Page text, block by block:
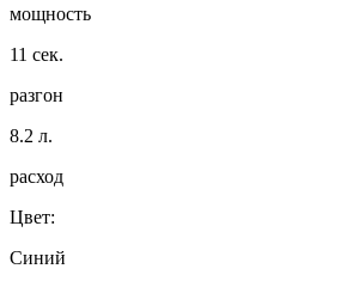
мощность
11 сек.
разгон
8.2 л.
расход
Цвет:
Синий